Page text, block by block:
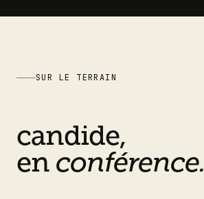
SUR LE TERRAIN
candide,
en conférence.